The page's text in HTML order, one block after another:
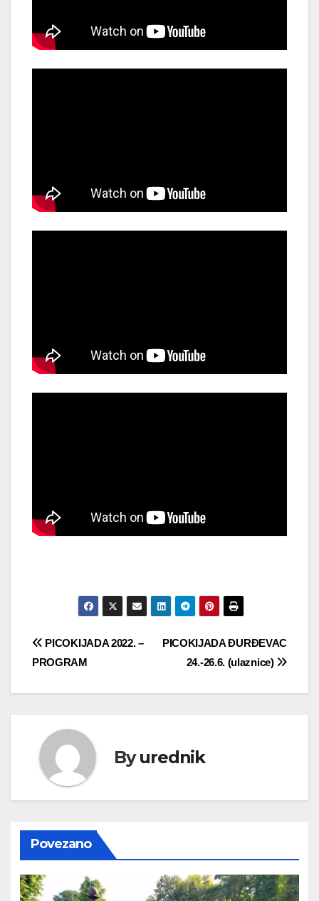
Navigacija
PICOKIJADA ĐURĐEVAC
24.-26.6. (ulaznice)
PICOKIJADA 2022. –
PROGRAM
Byurednik
Povezano